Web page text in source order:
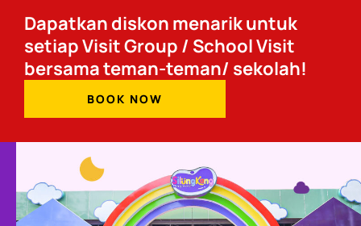
Dapatkan diskon menarik untuk
setiap Visit Group / School Visit
bersama teman-teman/ sekolah!
BOOK NOW